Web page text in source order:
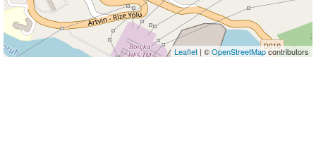
Leaflet | ©OpenStreetMapcontributors